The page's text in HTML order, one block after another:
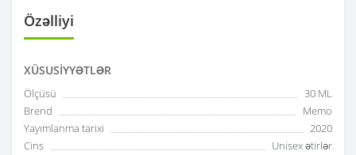
Özəlliyi
XÜSUSIYYƏTLƏR
Ölçüsü
30 ML
Brend
Memo
Yayımlanma tarixi
2020
Cins
Unisex ətirlər